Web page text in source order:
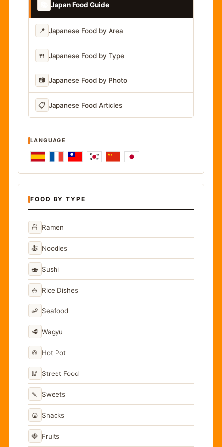
Japan Food Guide
📍 Japanese Food by Area
🍴 Japanese Food by Type
📷 Japanese Food by Photo
📋 Japanese Food Articles
LANGUAGE
FOOD BY TYPE
🍜 Ramen
🍝 Noodles
🍣 Sushi
🍚 Rice Dishes
🦐 Seafood
🥩 Wagyu
🍲 Hot Pot
🥢 Street Food
🍡 Sweets
🍘 Snacks
🍓 Fruits